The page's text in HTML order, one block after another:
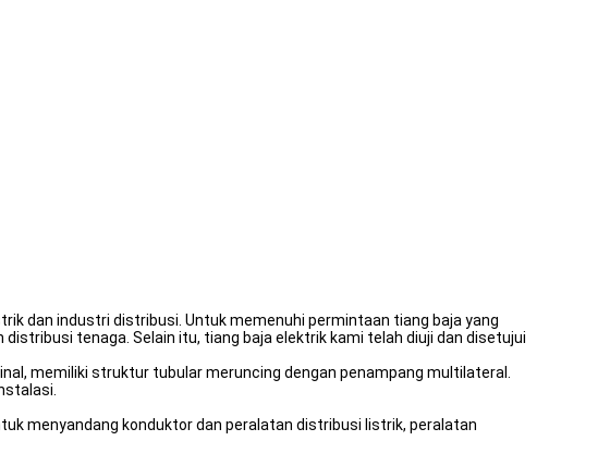
dan industri distribusi. Untuk memenuhi permintaan tiang baja yang
tenaga. Selain itu, tiang baja elektrik kami telah diuji dan disetujui
memiliki struktur tubular meruncing dengan penampang multilateral.
menyandang konduktor dan peralatan distribusi listrik, peralatan